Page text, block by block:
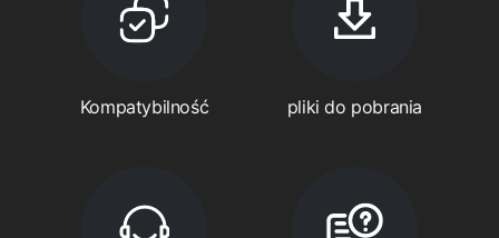
Kompatybilność pliki do pobrania